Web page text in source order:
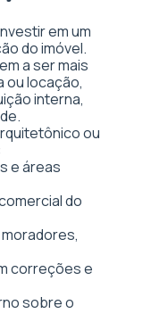
em um
do imóvel.
a ser mais
ou locação,
interna,
ou
e áreas
do
correções e
sobre o